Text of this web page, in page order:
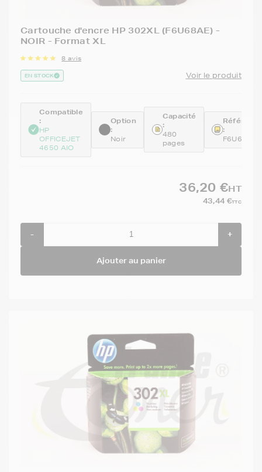
Cartouche d'encre HP 302XL (F6U68AE) -
NOIR - Format XL
8 avis
EN STOCK Voir le produit
Compatible
:
HP
OFFICEJET
4650 AIO
Option
:
Noir
Capacité
:
480
pages
:
F6U68AE
36,20 €HT
43,44 €TTC
- +
Ajouter au panier